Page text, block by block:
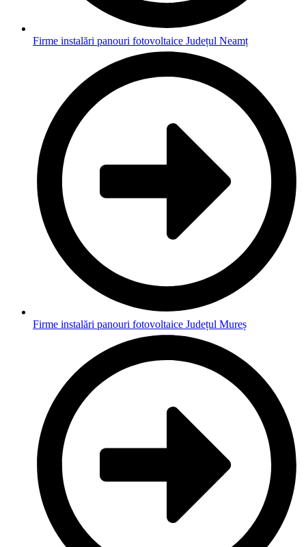
Firme instalări panouri fotovoltaice Județul Neamț
Firme instalări panouri fotovoltaice Județul Mureș